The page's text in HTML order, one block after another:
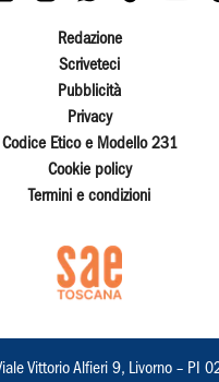
Redazione
Scriveteci
Pubblicità
Privacy
Codice Etico e Modello 231
Cookie policy
Termini e condizioni
Vittorio Alfieri 9, Livorno – PI